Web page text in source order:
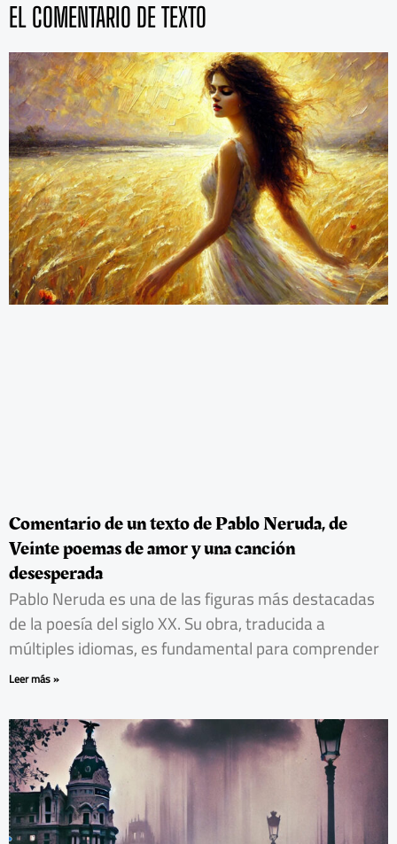
EL COMENTARIO DE TEXTO
Comentario de un texto de Pablo Neruda, de
Veinte poemas de amor y una canción
desesperada
Pablo Neruda es una de las figuras más destacadas
de la poesía del siglo XX. Su obra, traducida a
múltiples idiomas, es fundamental para comprender
Leer más »